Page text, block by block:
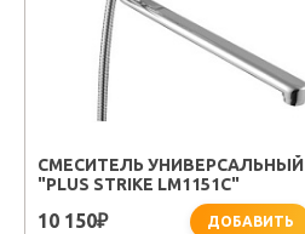
СМЕСИТЕЛЬ УНИВЕРСАЛЬНЫЙ
"PLUS STRIKE LM1151C"
10 150₽ ДОБАВИТЬ